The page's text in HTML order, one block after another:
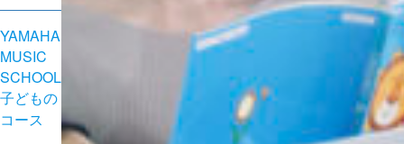
YAMAHA
MUSIC
SCHOOL
子どもの
コース